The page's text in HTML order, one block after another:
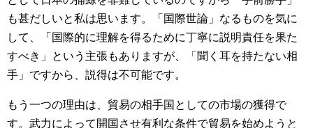
も甚だしいと私は思います。「国際世論」なるものを気に
して、「国際的に理解を得るために丁寧に説明責任を果た
すべき」という主張もありますが、「聞く耳を持たない相
手」ですから、説得は不可能です。
もう一つの理由は、貿易の相手国としての市場の獲得で
す。武力によって開国させ有利な条件で貿易を始めようと